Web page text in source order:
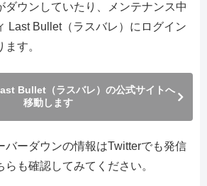
ダウンしていたり、メンテナンス中
Last Bullet（ラスバレ）にログイン
す。
Bullet（ラスバレ）の公式サイトへ
移動します
バーダウンの情報はTwitterでも発信
も確認してみてください。